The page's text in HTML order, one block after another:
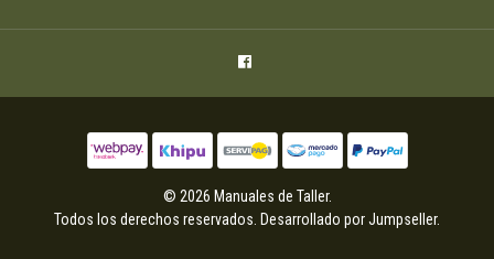
© 2026 Manuales de Taller.
Todos los derechos reservados. Desarrollado por Jumpseller.